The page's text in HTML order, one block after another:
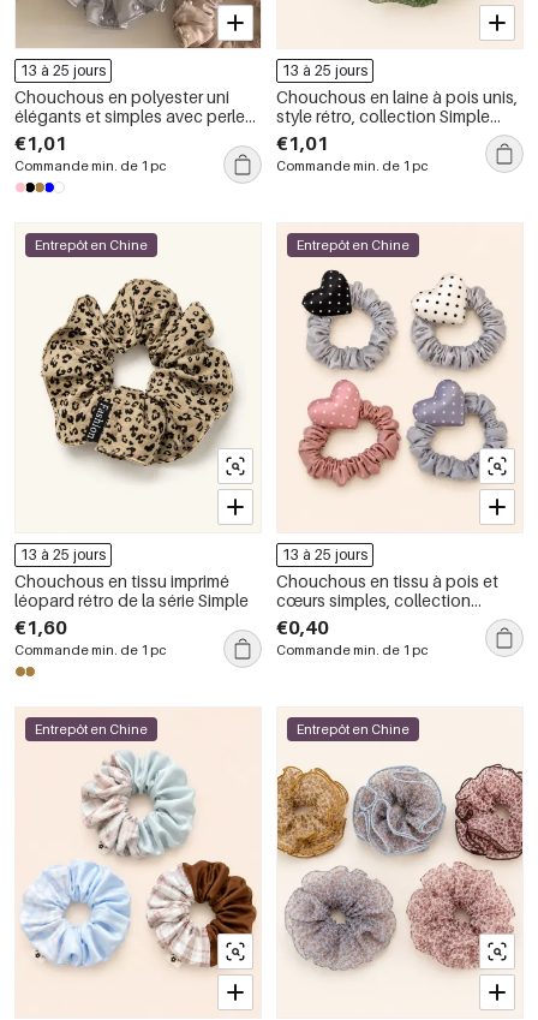
13 à 25 jours
Chouchous en polyester uni
élégants et simples avec perles
artificielles
€1,01
Commande min. de 1 pc
13 à 25 jours
Chouchous en laine à pois unis,
style rétro, collection Simple
Series
€1,01
Commande min. de 1 pc
Entrepôt en Chine
13 à 25 jours
Chouchous en tissu imprimé
léopard rétro de la série Simple
€1,60
Commande min. de 1 pc
Entrepôt en Chine
13 à 25 jours
Chouchous en tissu à pois et
cœurs simples, collection
romantique
€0,40
Commande min. de 1 pc
Entrepôt en Chine Entrepôt en Chine